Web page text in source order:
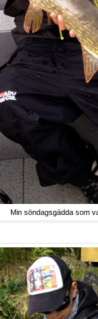
Min söndagsgädda som